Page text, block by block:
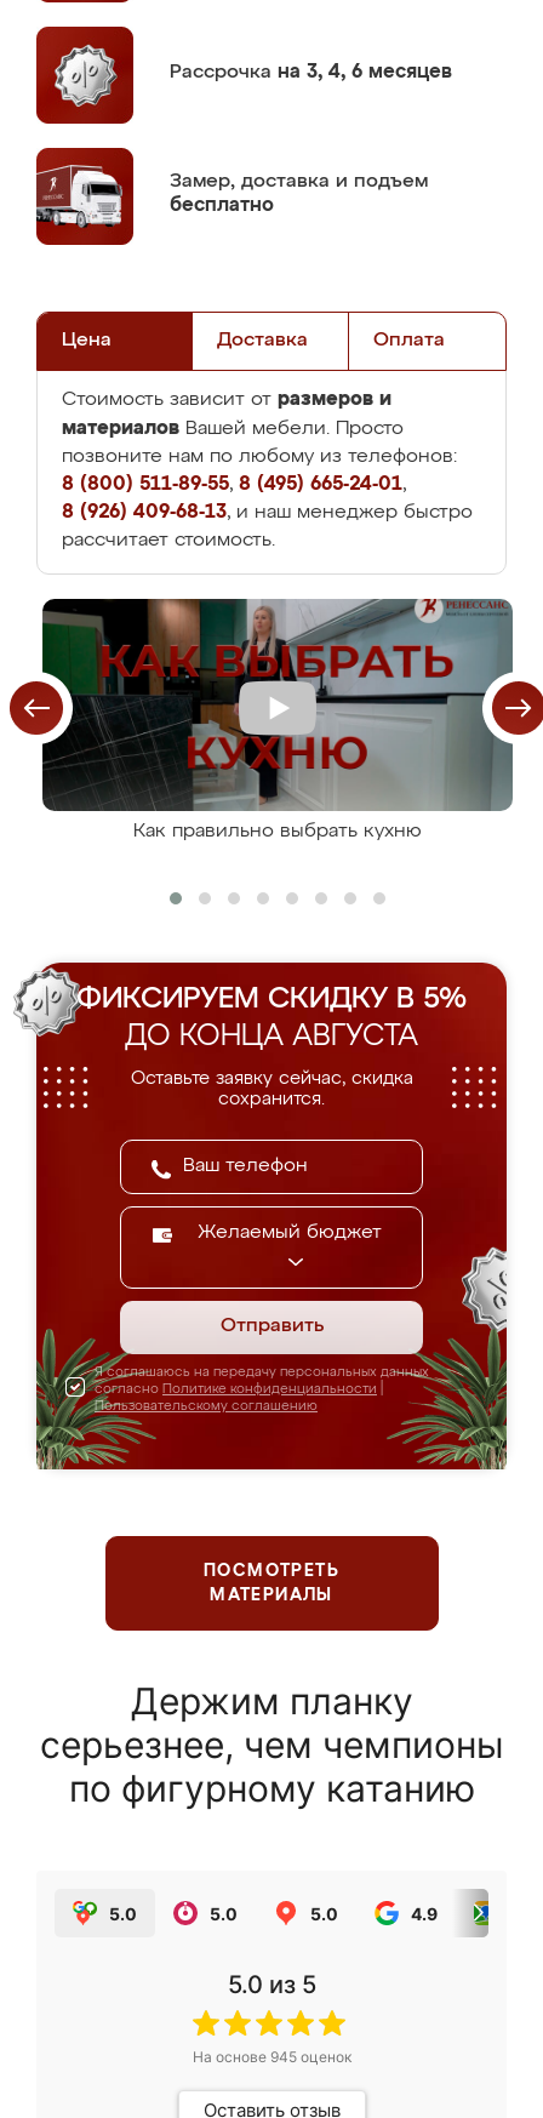
Рассрочка на 3, 4, 6 месяцев
Замер, доставка и подъем
бесплатно
Цена Доставка Оплата
Стоимость зависит от размеров и
материалов Вашей мебели. Просто
позвоните нам по любому из телефонов:
8 (800) 511-89-55, 8 (495) 665-24-01,
8 (926) 409-68-13, и наш менеджер быстро
рассчитает стоимость.
Как правильно выбрать кухню
ФИКСИРУЕМ СКИДКУ В 5%
ДО КОНЦА АВГУСТА
Оставьте заявку сейчас, скидка
сохранится.
Желаемый бюджет
Отправить
Я соглашаюсь на передачу персональных данных
согласно Политике конфиденциальности
Пользовательскому соглашению
ПОСМОТРЕТЬ
МАТЕРИАЛЫ
Держим планку
серьезнее, чем чемпионы
по фигурному катанию
5.0 5.0 5.0 4.9
5.0 из 5
На основе 945оценок
Оставить отзыв